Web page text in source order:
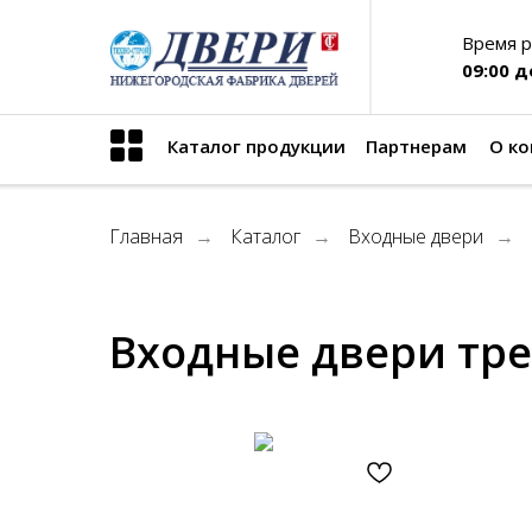
Партнерам О
Время
09:00
Каталог продукции
tel:+71234567890
Главная → Каталог → Входные двери →
Входные двери